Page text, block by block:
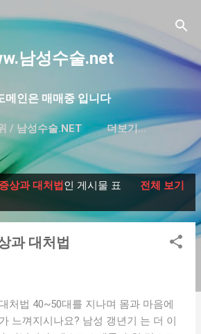
콘텐츠로 건너뛰기
남성수술.net
메인은 매매중 입니다
/ 남성수술.NET 더보기…
한글 도메인 매매-대방출
상과 대처법인 게시물 표
전체 보기
과 대처법
처법 40~50대를 지나며 몸과 마음에
느껴지시나요? 남성 갱년기 는 더 이